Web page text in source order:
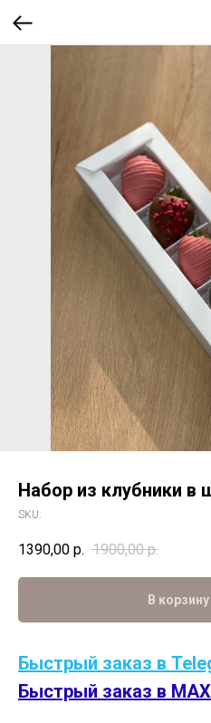
Набор из клубники
SKU:
1390,00 р. 1900,00 р.
В корзину
Быстрый заказ в
Быстрый заказ в MAX